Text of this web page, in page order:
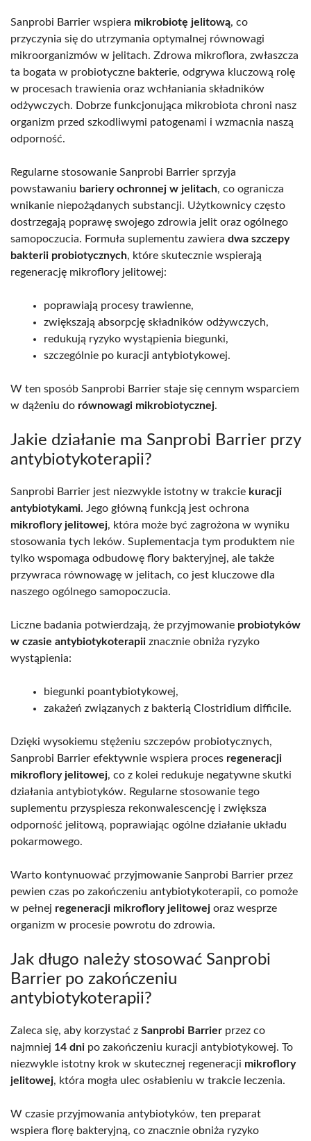
Sanprobi Barrier wspiera mikrobiotę jelitową, co
przyczynia się do utrzymania optymalnej równowagi
mikroorganizmów w jelitach. Zdrowa mikroflora, zwłaszcza
ta bogata w probiotyczne bakterie, odgrywa kluczową rolę
w procesach trawienia oraz wchłaniania składników
odżywczych. Dobrze funkcjonująca mikrobiota chroni nasz
organizm przed szkodliwymi patogenami i wzmacnia naszą
odporność.
Regularne stosowanie Sanprobi Barrier sprzyja
powstawaniu bariery ochronnej w jelitach, co ogranicza
wnikanie niepożądanych substancji. Użytkownicy często
dostrzegają poprawę swojego zdrowia jelit oraz ogólnego
samopoczucia. Formuła suplementu zawiera dwa szczepy
bakterii probiotycznych, które skutecznie wspierają
regenerację mikroflory jelitowej:
poprawiają procesy trawienne,
zwiększają absorpcję składników odżywczych,
redukują ryzyko wystąpienia biegunki,
szczególnie po kuracji antybiotykowej.
W ten sposób Sanprobi Barrier staje się cennym wsparciem
w dążeniu do równowagi mikrobiotycznej.
Jakie działanie ma Sanprobi Barrier przy
antybiotykoterapii?
Sanprobi Barrier jest niezwykle istotny w trakcie kuracji
antybiotykami. Jego główną funkcją jest ochrona
mikroflory jelitowej, która może być zagrożona w wyniku
stosowania tych leków. Suplementacja tym produktem nie
tylko wspomaga odbudowę flory bakteryjnej, ale także
przywraca równowagę w jelitach, co jest kluczowe dla
naszego ogólnego samopoczucia.
Liczne badania potwierdzają, że przyjmowanie probiotyków
w czasie antybiotykoterapii znacznie obniża ryzyko
wystąpienia:
biegunki poantybiotykowej,
zakażeń związanych z bakterią Clostridium difficile.
Dzięki wysokiemu stężeniu szczepów probiotycznych,
Sanprobi Barrier efektywnie wspiera proces regeneracji
mikroflory jelitowej, co z kolei redukuje negatywne skutki
działania antybiotyków. Regularne stosowanie tego
suplementu przyspiesza rekonwalescencję i zwiększa
odporność jelitową, poprawiając ogólne działanie układu
pokarmowego.
Warto kontynuować przyjmowanie Sanprobi Barrier przez
pewien czas po zakończeniu antybiotykoterapii, co pomoże
w pełnej regeneracji mikroflory jelitowej oraz wesprze
organizm w procesie powrotu do zdrowia.
Jak długo należy stosować Sanprobi
Barrier po zakończeniu
antybiotykoterapii?
Zaleca się, aby korzystać z Sanprobi Barrier przez co
najmniej 14 dni po zakończeniu kuracji antybiotykowej. To
niezwykle istotny krok w skutecznej regeneracji mikroflory
jelitowej, która mogła ulec osłabieniu w trakcie leczenia.
W czasie przyjmowania antybiotyków, ten preparat
wspiera florę bakteryjną, co znacznie obniża ryzyko